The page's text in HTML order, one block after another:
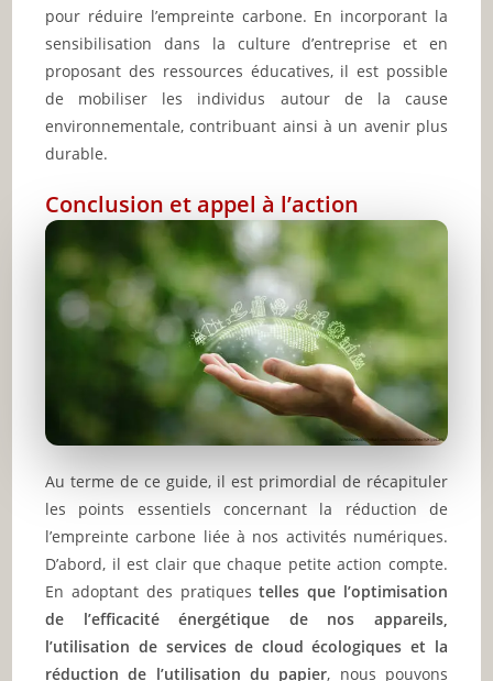
pour réduire l’empreinte carbone. En incorporant la
sensibilisation dans la culture d’entreprise et en
proposant des ressources éducatives, il est possible
de mobiliser les individus autour de la cause
environnementale, contribuant ainsi à un avenir plus
durable.
Conclusion et appel à l’action
Au terme de ce guide, il est primordial de récapituler
les points essentiels concernant la réduction de
l’empreinte carbone liée à nos activités numériques.
D’abord, il est clair que chaque petite action compte.
En adoptant des pratiquestelles que l’optimisation
de l’efficacité énergétique de nos appareils,
l’utilisation de services de cloud écologiques et la
réduction de l’utilisation du papier, nous pouvons